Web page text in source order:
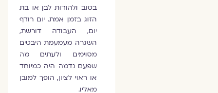
בטוב ולהודות לבן או בת
הזוג בזמן אמת. יום רודף
יום, העבודה דורשת,
השגרה מעמעמת היבטים
מסוימים ולעתים מה
שפעם נדמה היה כמיוחד
או ראוי לציון, הופך למובן
מאליו.